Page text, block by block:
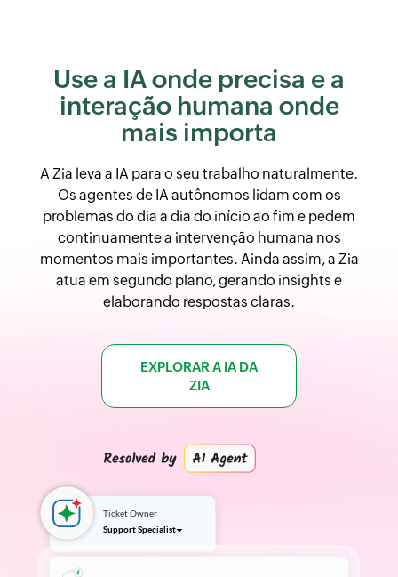
inteligência artificial que identifica
problemas antes que eles se
agravem.
Use a IA onde precisa e a
interação humana onde
mais importa
A Zia leva a IA para o seu trabalho naturalmente.
Os agentes de IA autônomos lidam com os
problemas do dia a dia do início ao fim e pedem
continuamente a intervenção humana nos
momentos mais importantes. Ainda assim, a Zia
atua em segundo plano, gerando insights e
elaborando respostas claras.
EXPLORAR A IA DA
ZIA